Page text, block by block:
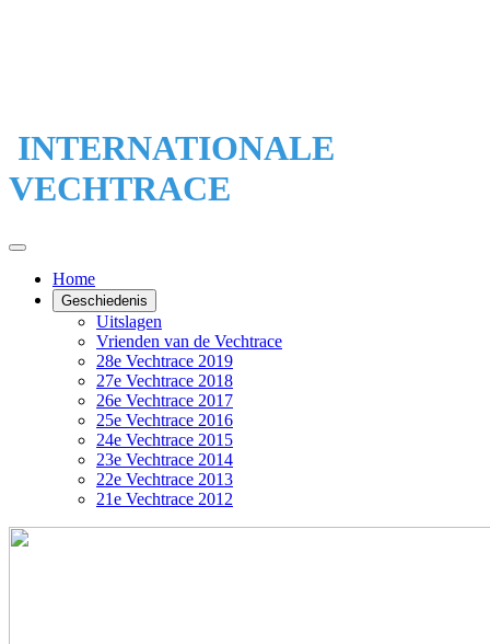
INTERNATIONALE
VECHTRACE
Home
Geschiedenis
Uitslagen
Vrienden van de Vechtrace
28e Vechtrace 2019
27e Vechtrace 2018
26e Vechtrace 2017
25e Vechtrace 2016
24e Vechtrace 2015
23e Vechtrace 2014
22e Vechtrace 2013
21e Vechtrace 2012